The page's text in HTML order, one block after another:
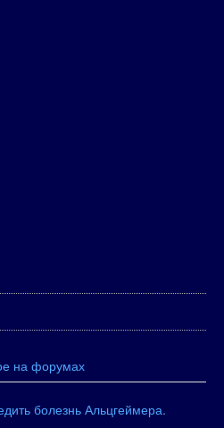
на форумах
болезнь Альцгеймера.